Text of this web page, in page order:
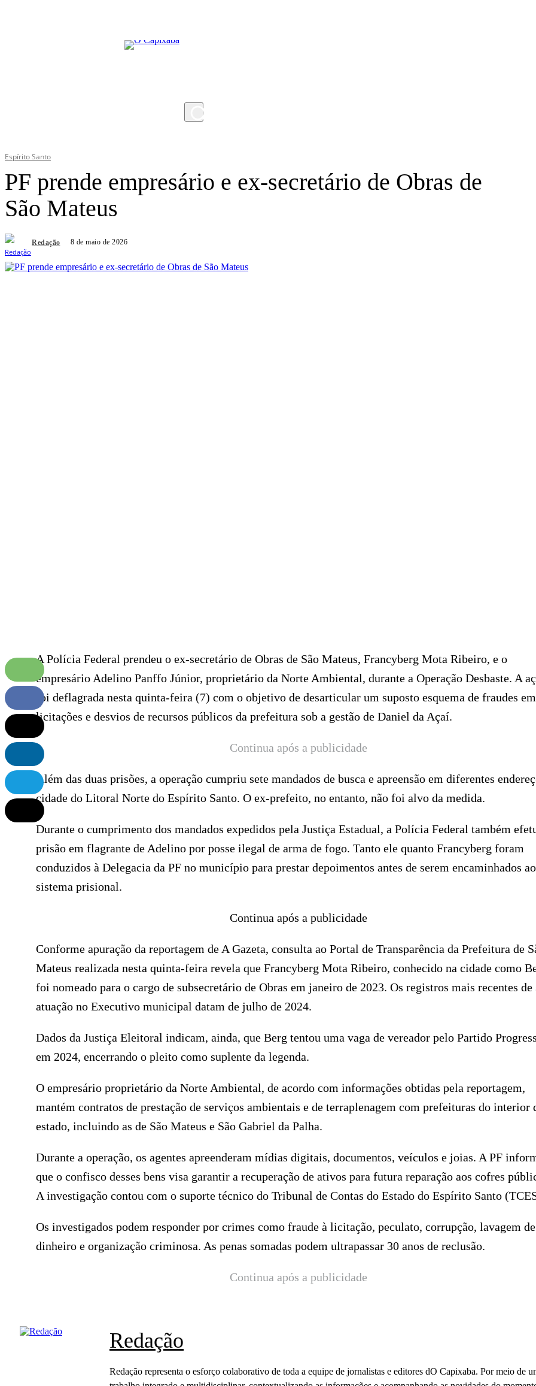
Espírito Santo
PF prende empresário e ex-secretário de Obras de
São Mateus
Redação 8 de maio de 2026
A Polícia Federal prendeu o ex-secretário de Obras de São Mateus, Francyberg Mota Ribeiro, e o
empresário Adelino Panffo Júnior, proprietário da Norte Ambiental, durante a Operação Desbaste. A
foi deflagrada nesta quinta-feira (7) com o objetivo de desarticular um suposto esquema de fraudes em
licitações e desvios de recursos públicos da prefeitura sob a gestão de Daniel da Açaí.
Continua após a publicidade
Além das duas prisões, a operação cumpriu sete mandados de busca e apreensão em diferentes
cidade do Litoral Norte do Espírito Santo. O ex-prefeito, no entanto, não foi alvo da medida.
Durante o cumprimento dos mandados expedidos pela Justiça Estadual, a Polícia Federal também
prisão em flagrante de Adelino por posse ilegal de arma de fogo. Tanto ele quanto Francyberg foram
conduzidos à Delegacia da PF no município para prestar depoimentos antes de serem encaminhados ao
sistema prisional.
Continua após a publicidade
Conforme apuração da reportagem de A Gazeta, consulta ao Portal de Transparência da Prefeitura de
Mateus realizada nesta quinta-feira revela que Francyberg Mota Ribeiro, conhecido na cidade como
foi nomeado para o cargo de subsecretário de Obras em janeiro de 2023. Os registros mais recentes de
atuação no Executivo municipal datam de julho de 2024.
Dados da Justiça Eleitoral indicam, ainda, que Berg tentou uma vaga de vereador pelo Partido
em 2024, encerrando o pleito como suplente da legenda.
O empresário proprietário da Norte Ambiental, de acordo com informações obtidas pela reportagem,
mantém contratos de prestação de serviços ambientais e de terraplenagem com prefeituras do interior
estado, incluindo as de São Mateus e São Gabriel da Palha.
Durante a operação, os agentes apreenderam mídias digitais, documentos, veículos e joias. A PF
que o confisco desses bens visa garantir a recuperação de ativos para futura reparação aos cofres
A investigação contou com o suporte técnico do Tribunal de Contas do Estado do Espírito Santo
Os investigados podem responder por crimes como fraude à licitação, peculato, corrupção, lavagem de
dinheiro e organização criminosa. As penas somadas podem ultrapassar 30 anos de reclusão.
Continua após a publicidade
Redação
Redação representa o esforço colaborativo de toda a equipe de jornalistas e editores dO Capixaba. Por meio de